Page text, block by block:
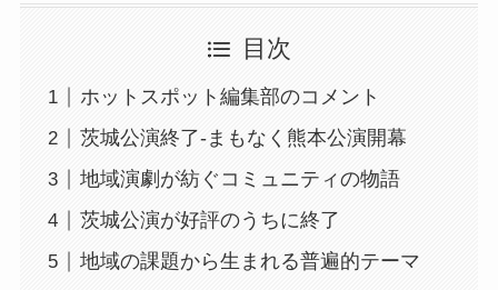
目次
ホットスポット編集部のコメント
茨城公演終了-まもなく熊本公演開幕
地域演劇が紡ぐコミュニティの物語
茨城公演が好評のうちに終了
地域の課題から生まれる普遍的テーマ